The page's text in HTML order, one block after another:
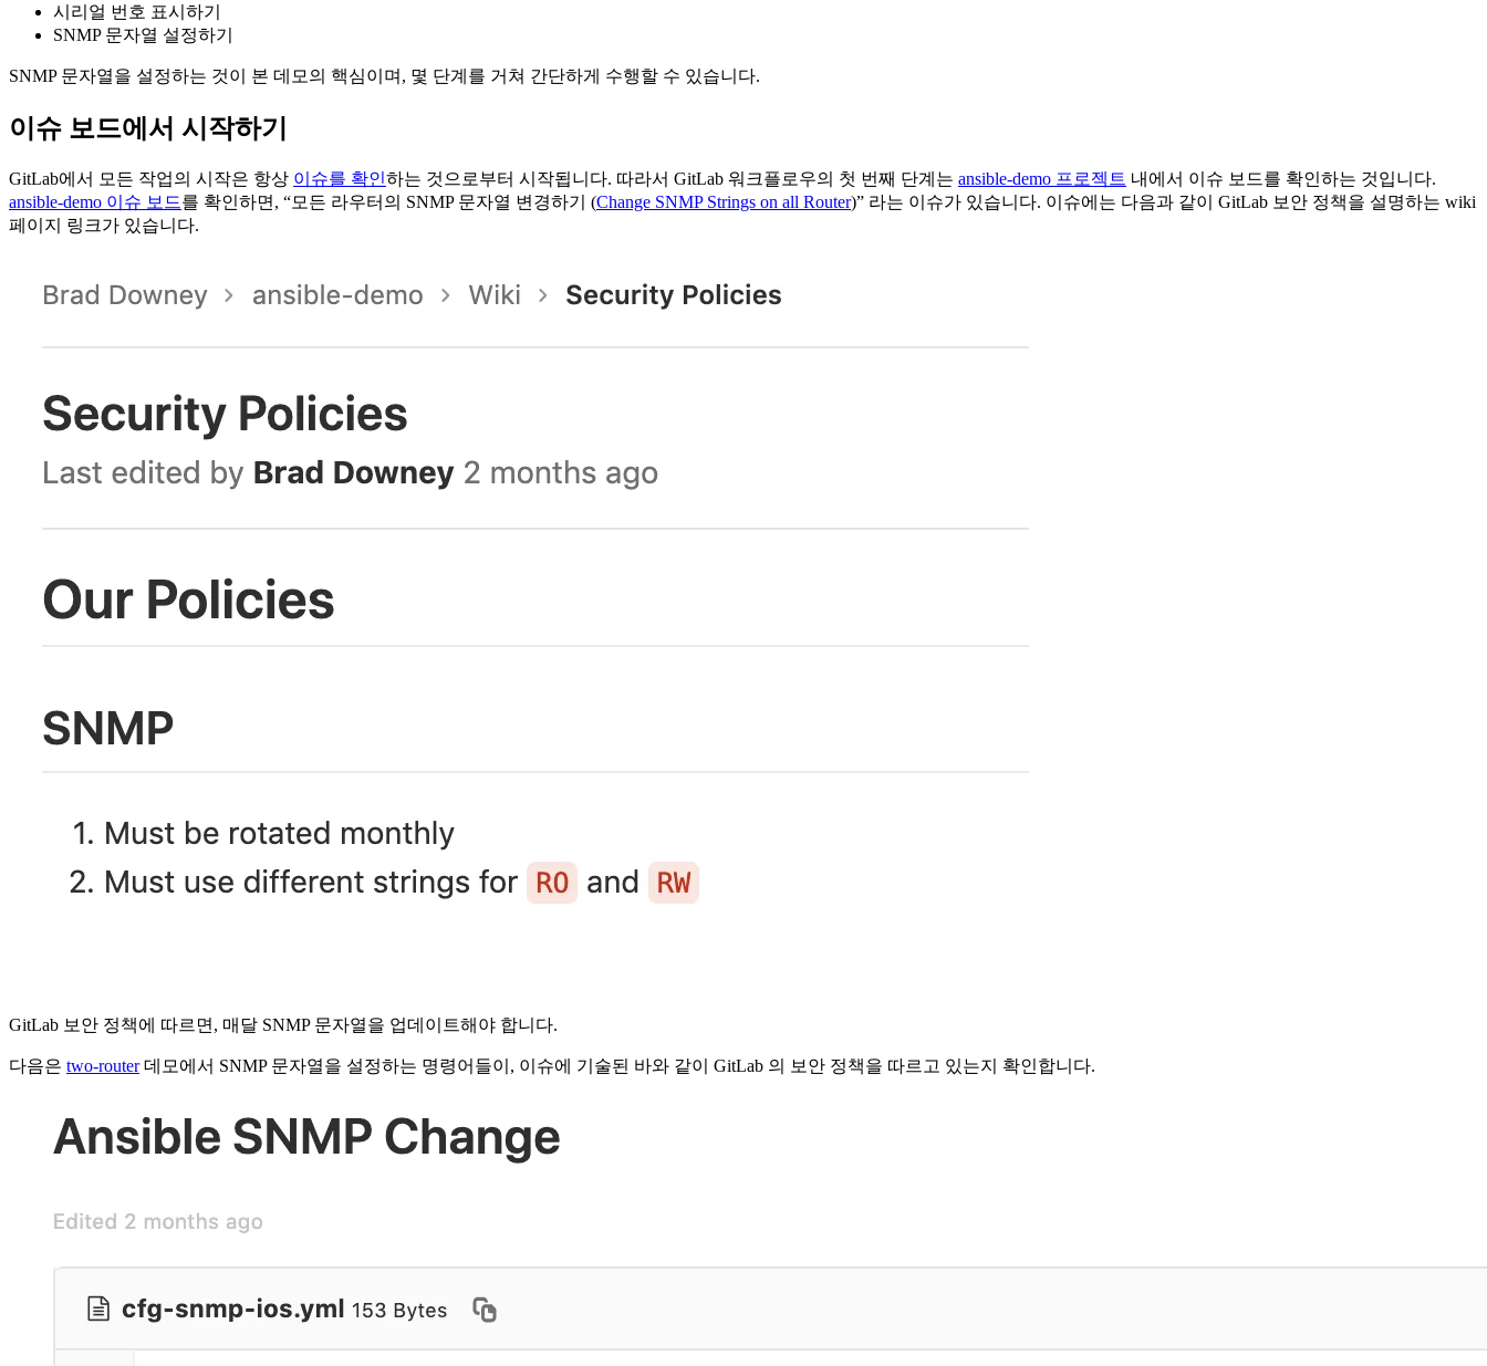
시리얼 번호 표시하기
SNMP 문자열 설정하기
SNMP 문자열을 설정하는 것이 본 데모의 핵심이며, 몇 단계를 거쳐 간단하게 수행할 수 있습니다.
이슈 보드에서 시작하기
GitLab에서 모든 작업의 시작은 항상 이슈를 확인하는 것으로부터 시작됩니다. 따라서 GitLab 워크플로우의 첫 번째 단계는 ansible-demo 프로젝트 내에서 이슈 보드를 확인하는 것입니다.
ansible-demo 이슈 보드를 확인하면, “모든 라우터의 SNMP 문자열 변경하기 (Change SNMP Strings on all Router)” 라는 이슈가 있습니다. 이슈에는 다음과 같이 GitLab 보안 정책을 설명하는 wiki
페이지 링크가 있습니다.
GitLab 보안 정책에 따르면, 매달 SNMP 문자열을 업데이트해야 합니다.
다음은 two-router데모에서 SNMP 문자열을 설정하는 명령어들이, 이슈에 기술된 바와 같이 GitLab 의 보안 정책을 따르고 있는지 확인합니다.